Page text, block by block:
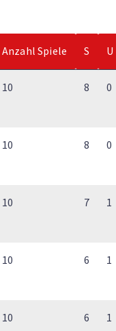
Anzahl Spiele S U
10 8 0
10 8 0
10 7 1
10 6 1
10 6 1